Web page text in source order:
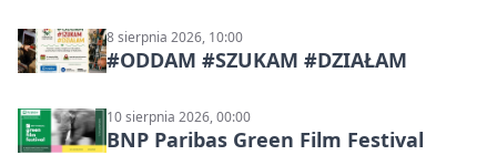
8 sierpnia 2026, 10:00
#ODDAM #SZUKAM #DZIAŁAM
10 sierpnia 2026, 00:00
BNP Paribas Green Film Festival